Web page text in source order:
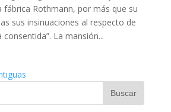
fábrica Rothmann, por más que su
sus insinuaciones al respecto de
La mansión...